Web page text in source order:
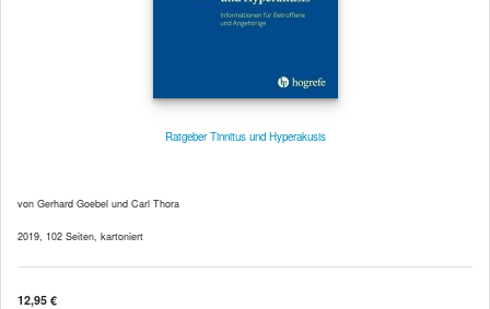
Ratgeber Tinnitus und Hyperakusis
von Gerhard Goebel und Carl Thora
2019, 102 Seiten, kartoniert
12,95 €